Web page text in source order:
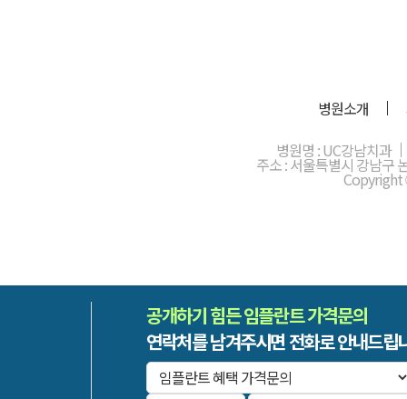
공개하기 힘든 임플란트 가격문의
연락처를 남겨주시면 전화로 안내드립
병원소개
병원명 : UC강남치과
주소 : 서울특별시 강남구
Copyright